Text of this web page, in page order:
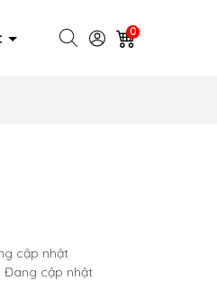
0
cập nhật
Đang cập nhật